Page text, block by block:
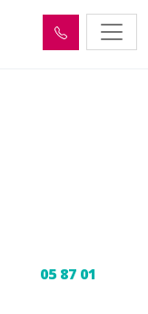
05 87 01